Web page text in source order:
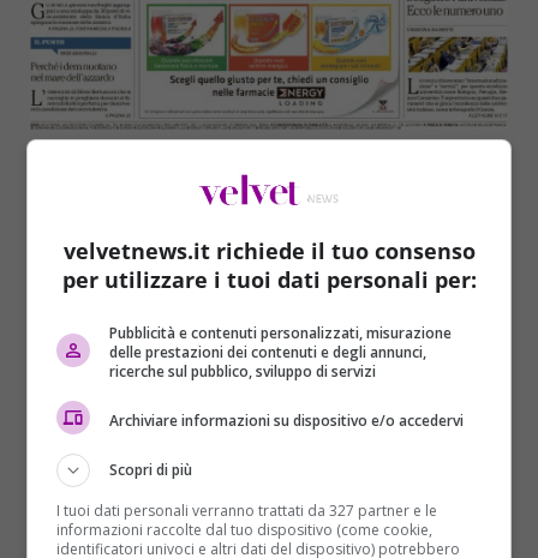
velvetnews.it richiede il tuo consenso
per utilizzare i tuoi dati personali per:
Pubblicità e contenuti personalizzati, misurazione
delle prestazioni dei contenuti e degli annunci,
ricerche sul pubblico, sviluppo di servizi
Archiviare informazioni su dispositivo e/o accedervi
Scopri di più
I tuoi dati personali verranno trattati da 327 partner e le
informazioni raccolte dal tuo dispositivo (come cookie,
identificatori univoci e altri dati del dispositivo) potrebbero